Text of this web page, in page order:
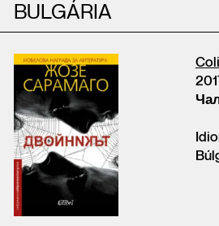
BULGÁRIA